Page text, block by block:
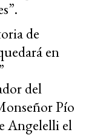
de
en
del
Pío
Angelelli el